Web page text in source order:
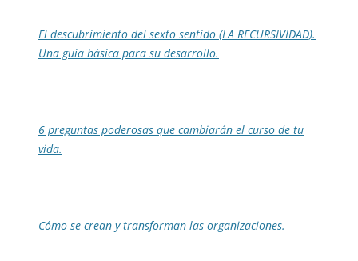
El descubrimiento del sexto sentido (LA RECURSIVIDAD).
Una guía básica para su desarrollo.
6 preguntas poderosas que cambiarán el curso de tu
vida.
Cómo se crean y transforman las organizaciones.